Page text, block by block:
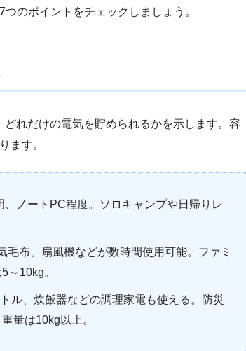
のポイントをチェックしましょう。
れだけの電気を貯められるかを示します。容
ます。
、ノートPC程度。ソロキャンプや日帰りレ
毛布、扇風機などが数時間使用可能。ファミ
～10kg。
ル、炊飯器などの調理家電も使える。防災
量は10kg以上。